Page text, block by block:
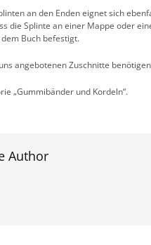
an den Enden eignet sich
die Splinte an einer Mappe oder
Buch befestigt.
angebotenen Zuschnitte
„Gummibänder und Kordeln“.
Author